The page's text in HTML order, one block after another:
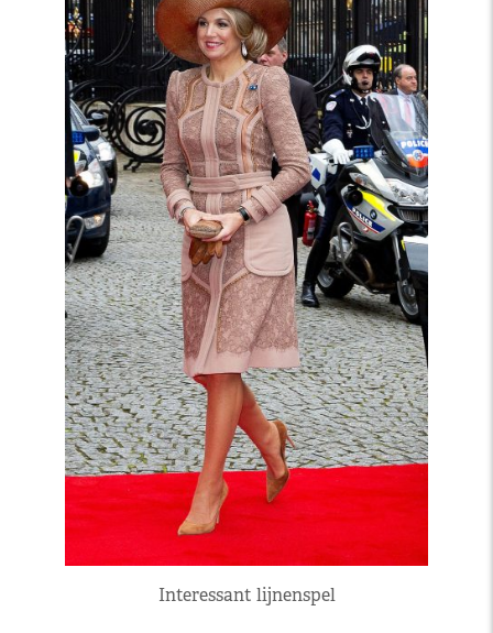
Interessant lijnenspel